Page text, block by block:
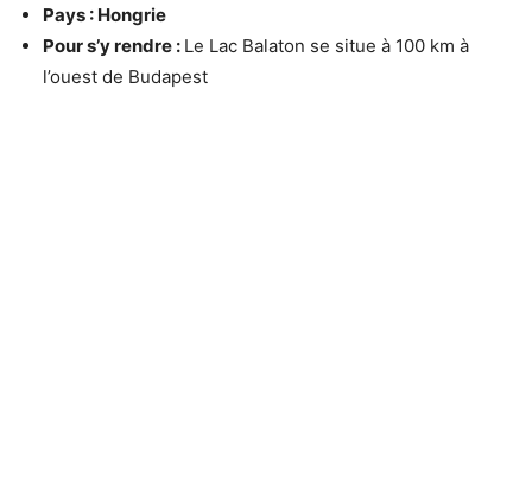
Pays : Hongrie
Pour s’y rendre : Le Lac Balaton se situe à 100 km à
l’ouest de Budapest